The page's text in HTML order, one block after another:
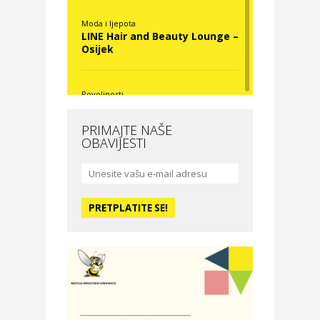
Moda i ljepota
LINE Hair and Beauty Lounge –
Osijek
Povoljnosti
Moda i ljepota
studio – Osijek
Zdravlje i osiguranje
PRIMAJTE NAŠE
OBAVIJESTI